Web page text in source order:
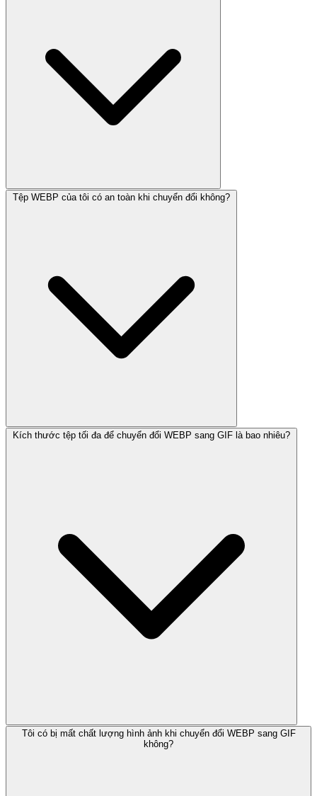
Tệp WEBP của tôi có an toàn khi chuyển đổi không?
Kích thước tệp tối đa để chuyển đổi WEBP sang GIF là bao nhiêu?
Tôi có bị mất chất lượng hình ảnh khi chuyển đổi WEBP sang GIF
không?